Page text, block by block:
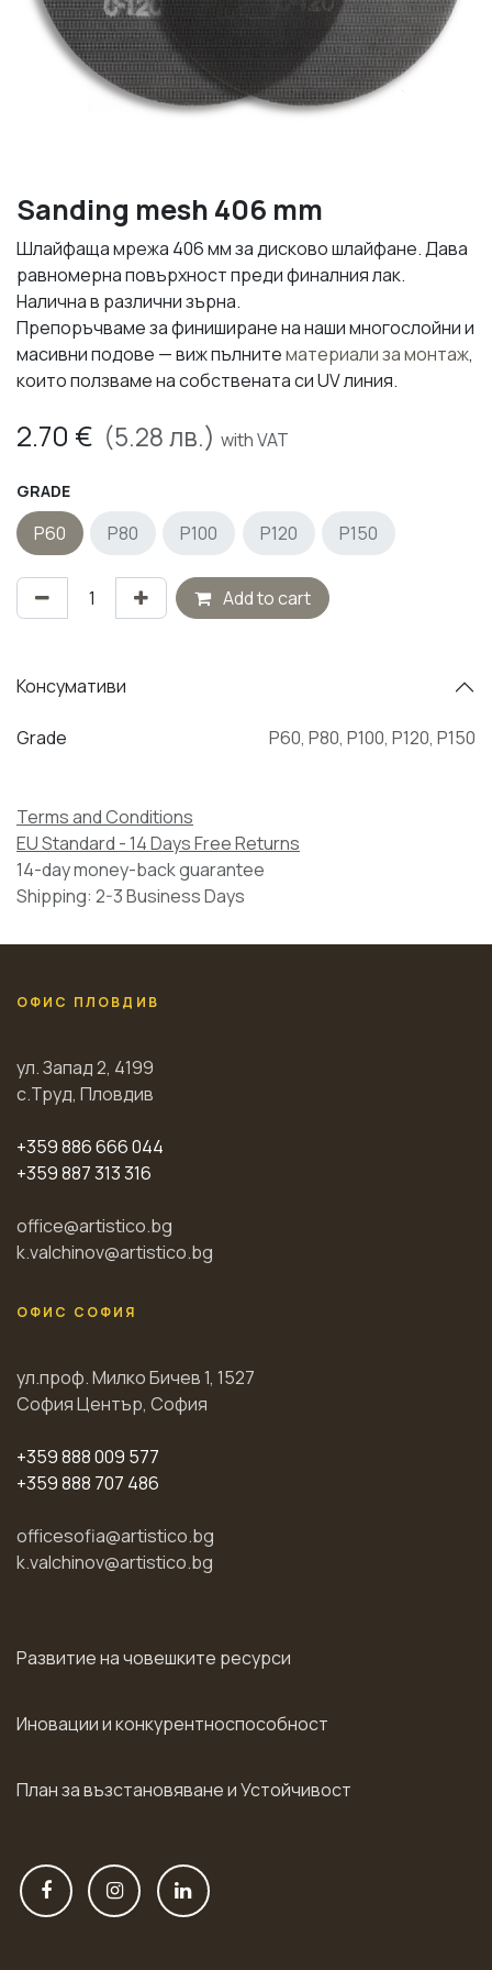
Sanding mesh 406 mm
Шлайфаща мрежа 406 мм за дисково шлайфане. Дава
равномерна повърхност преди финалния лак.
Налична в различни зърна.
Препоръчваме за финиширане на наши многослойни и
масивни подове — виж пълнитематериали за монтаж,
които ползваме на собствената си UV линия.
2.70 € (5.28лв.) with VAT
GRADE
P60 P80 P100 P120 P150
Add to cart
Консумативи
Grade P60, P80, P100, P120, P150
Terms and Conditions
EU Standard - 14 Days Free Returns
14-day money-back guarantee
Shipping: 2-3 Business Days
ОФИС ПЛОВДИВ
ул. Запад 2, 4199
с.Труд, Пловдив
+359 886 666 044
+359 887 313 316
office@artistico.bg
k.valchinov@artistico.bg
ОФИС СОФИЯ
ул.проф. Милко Бичев 1, 1527
София Център, София
+359 888 009 577
+359 888 707 486
officesofia@artistico.bg
k.valchinov@artistico.bg
Развитие на човешките ресурси
Иновации и конкурентноспособност
План за възстановяване и Устойчивост